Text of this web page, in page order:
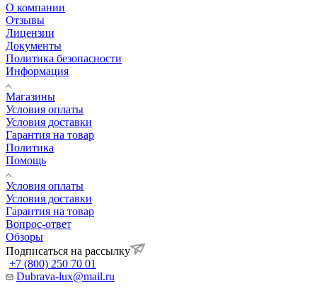
О компании
Отзывы
Лицензии
Документы
Политика безопасности
Информация
Магазины
Условия оплаты
Условия доставки
Гарантия на товар
Политика
Помощь
Условия оплаты
Условия доставки
Гарантия на товар
Вопрос-ответ
Обзоры
Подписаться на рассылку
+7 (800) 250 70 01
Dubrava-lux@mail.ru